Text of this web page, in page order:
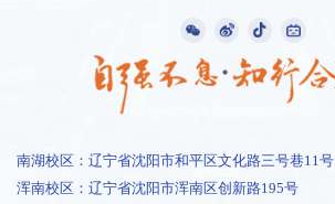
南湖校区：辽宁省沈阳市和平区文化路三号巷11号
浑南校区：辽宁省沈阳市浑南区创新路195号